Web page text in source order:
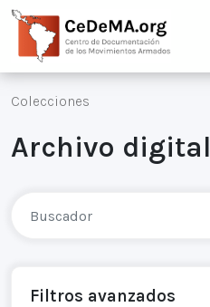
Colecciones
Archivo digital
Filtros avanzados